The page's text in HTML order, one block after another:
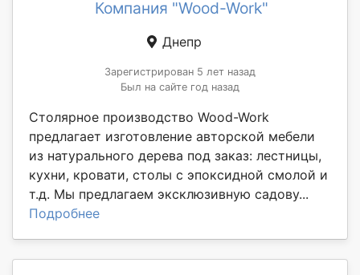
Компания "Wood-Work"
Днепр
Зарегистрирован 5 лет назад
Был на сайте год назад
Столярное производство Wood-Work
предлагает изготовление авторской мебели
из натурального дерева под заказ: лестницы,
кухни, кровати, столы с эпоксидной смолой и
т.д. Мы предлагаем эксклюзивную садову...
Подробнее